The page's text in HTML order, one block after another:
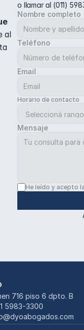
al
o llamar al (011)
Nombre completo
Teléfono
Email
Horario de contacto
Mensaje
He leído y acepto
716 piso 6 dpto. B
5983-3300